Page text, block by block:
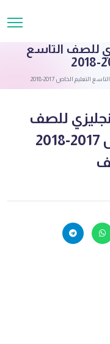
للصف التاسع
التعليم الخاص 2017-2018
للصف